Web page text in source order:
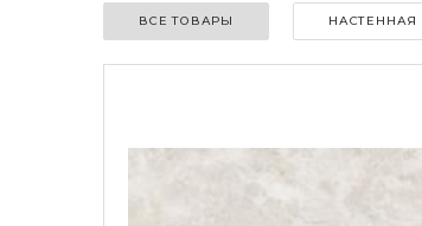
ВСЕ ТОВАРЫ НАСТЕННАЯ